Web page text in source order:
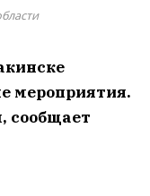
мероприятия.
сообщает